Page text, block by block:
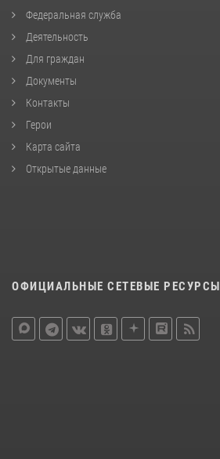
Федеральная служба
Деятельность
Для граждан
Документы
Контакты
Герои
Карта сайта
Открытые данные
ОФИЦИАЛЬНЫЕ СЕТЕВЫЕ РЕСУРСЫ